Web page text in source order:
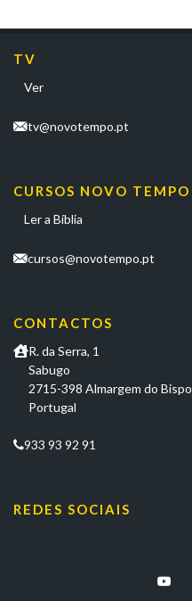
TV
Ver
tv@novotempo.pt
CURSOS NOVO TEMPO
Ler a Bíblia
cursos@novotempo.pt
CONTACTOS
R. da Serra, 1
Sabugo
2715-398 Almargem do Bispo
Portugal
933 93 92 91
REDES SOCIAIS